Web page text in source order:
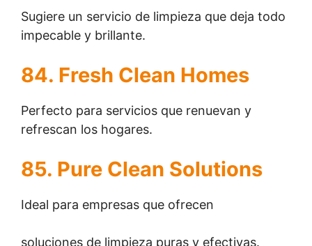
Sugiere un servicio de limpieza que deja todo
impecable y brillante.
84. Fresh Clean Homes
Perfecto para servicios que renuevan y
refrescan los hogares.
85. Pure Clean Solutions
Ideal para empresas que ofrecen
soluciones de limpieza puras y efectivas.